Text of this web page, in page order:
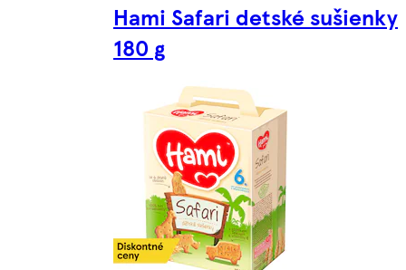
Hami Safari detské sušienky
180 g